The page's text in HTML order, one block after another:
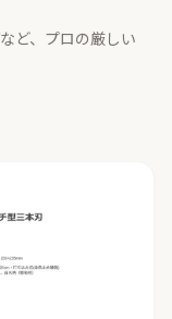
ど、プロの厳しい